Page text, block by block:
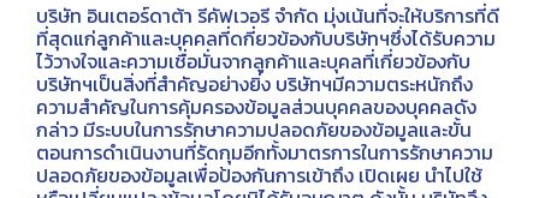
บริษัท อินเตอร์ดาต้า รีคัฟเวอรี จำกัด มุ่งเน้นที่จะให้บริการที่ดี
ที่สุดแก่ลูกค้าและบุคคลที่ดกี่ยวข้องกับบริษัทฯซึ่งได้รับความ
ไว้วางใจและความเชื่อมั่นจากลูกค้าและบุคลที่เกี่ยวข้องกับ
บริษัทฯเป็นสิ่งที่สำคัญอย่างยิ่ง บริษัทฯมีความตระหนักถึง
ความสำคัญในการคุ้มครองข้อมูลส่วนบุคคลของบุคคลดัง
กล่าว มีระบบในการรักษาความปลอดภัยของข้อมูลและขั้น
ตอนการดำเนินงานที่รัดกุมอีกทั้งมาตรการในการรักษาความ
ปลอดภัยของข้อมูลเพื่อป้องกันการเข้าถึง เปิดเผย นำไปใช้